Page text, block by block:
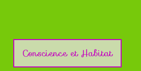
Conscience et Habitat